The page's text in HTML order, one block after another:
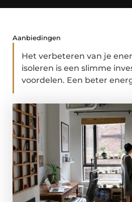
Aanbiedingen
Het verbeteren van je
isoleren is een slimme
voordelen. Een beter